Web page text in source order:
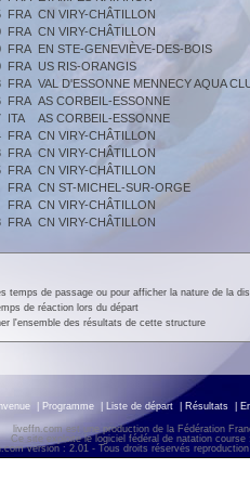
FRA CN VIRY-CHÂTILLON
FRA CN VIRY-CHÂTILLON
FRA EN STE-GENEVIÈVE-DES-BOIS
FRA US RIS-ORANGIS
FRA VAL D'ESSONNE MENNECY AQUA
FRA AS CORBEIL-ESSONNE
ITA AS CORBEIL-ESSONNE
FRA CN VIRY-CHÂTILLON
FRA CN VIRY-CHÂTILLON
FRA CN VIRY-CHÂTILLON
FRA CN ST-MICHEL-SUR-ORGE
FRA CN VIRY-CHÂTILLON
FRA CN VIRY-CHÂTILLON
temps de passage ou pour afficher la nature de la
de réaction lors du départ
l'ensemble des résultats de cette structure
Programme Liste de départ Résultats
liveffn.com est une production de la Fédération
Ce site exploite le logiciel fédéral de natation
version : 2.01 - Tous droits réservés